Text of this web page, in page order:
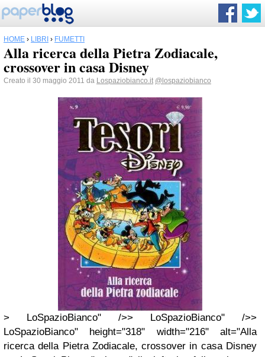
HOME › LIBRI › FUMETTI
Alla ricerca della Pietra Zodiacale,
crossover in casa Disney
Creato il 30 maggio 2011 da Lospaziobianco.it @lospaziobianco
> LoSpazioBianco" />> LoSpazioBianco" />>
LoSpazioBianco" height="318" width="216" alt="Alla
ricerca della Pietra Zodiacale, crossover in casa Disney